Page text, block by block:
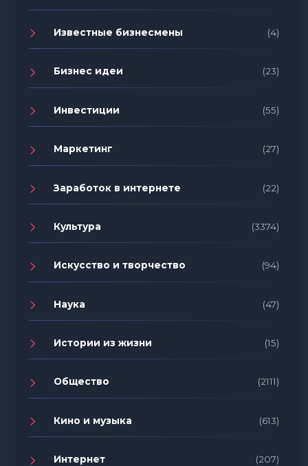
Известные бизнесмены (4)
Бизнес идеи (23)
Инвестиции (55)
Маркетинг (27)
Заработок в интернете (22)
Культура (3374)
Искусство и творчество (94)
Наука (47)
Истории из жизни (15)
Общество (2111)
Кино и музыка (613)
Интернет (207)